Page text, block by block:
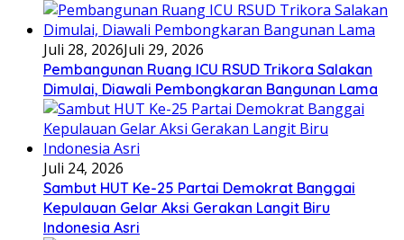
Juli 28, 2026Juli 29, 2026
Pembangunan Ruang ICU RSUD Trikora Salakan
Dimulai, Diawali Pembongkaran Bangunan Lama
Juli 24, 2026
Sambut HUT Ke-25 Partai Demokrat Banggai
Kepulauan Gelar Aksi Gerakan Langit Biru
Indonesia Asri